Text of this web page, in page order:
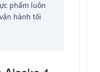
phẩm luôn
hành tối